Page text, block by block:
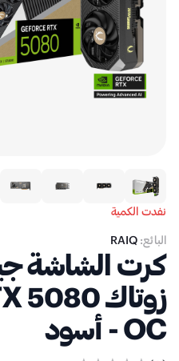
نفدت الكمية
البائع: RAIQ
كرت الشاشة
OC - أسود